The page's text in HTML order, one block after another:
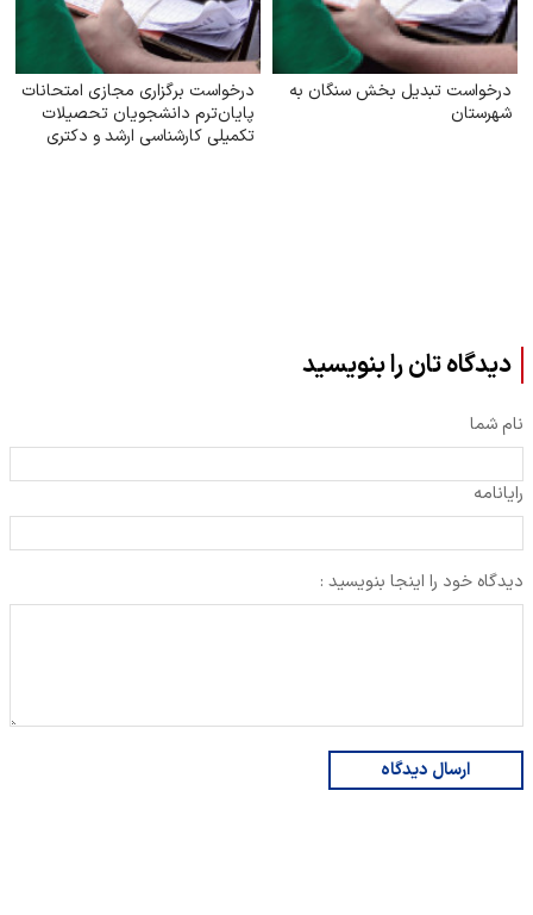
درخواست تبدیل بخش سنگان به
شهرستان
درخواست برگزاری مجازی امتحانات
پایان‌ترم دانشجویان تحصیلات
تکمیلی کارشناسی ارشد و دکتری
دیدگاه تان را بنویسید
نام شما
رایانامه
دیدگاه خود را اینجا بنویسید :
ارسال دیدگاه